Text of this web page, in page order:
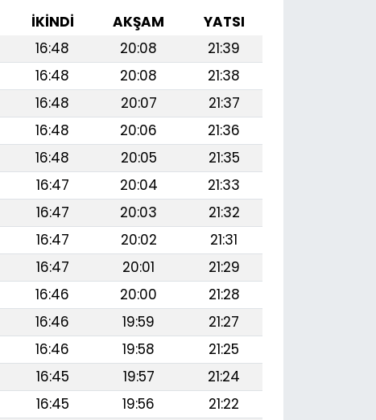
İKINDI AKŞAM
YATSI
16:48 20:08
21:39
16:48 20:08
21:38
16:48 20:07
21:37
16:48 20:06
21:36
16:48 20:05
21:35
16:47 20:04
21:33
16:47 20:03
21:32
16:47 20:02
21:31
16:47 20:01
21:29
16:46 20:00
21:28
16:46 19:59
21:27
16:46 19:58
21:25
16:45 19:57
21:24
16:45 19:56
21:22